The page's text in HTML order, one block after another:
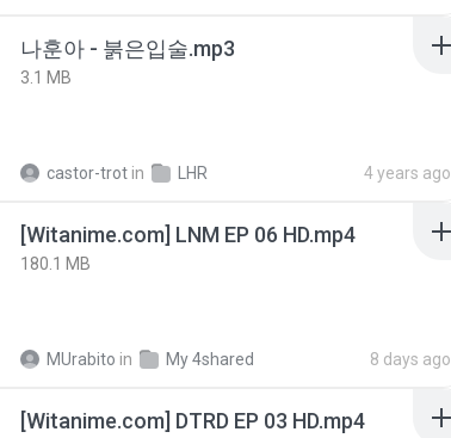
나훈아 - 붉은입술.mp3
3.1 MB
castor-trot in LHR 4 years ago
[Witanime.com] LNM EP 06 HD.mp4
180.1 MB
MUrabito in My 4shared 8 days ago
[Witanime.com] DTRD EP 03 HD.mp4